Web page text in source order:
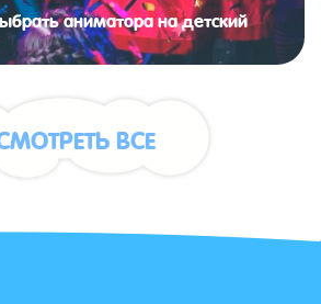
аниматора на детский
ВСЕ